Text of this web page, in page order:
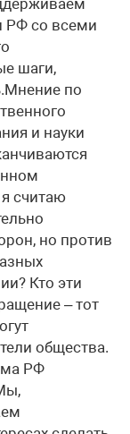
РФ со всеми
шаги,
по
и науки
считаю
но против
Кто эти
– тот
общества.
РФ